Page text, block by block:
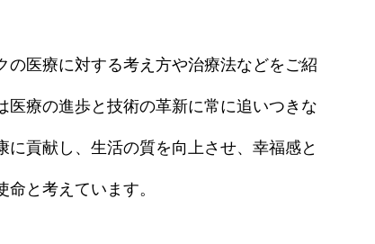
先進美容皮膚医療
先進美容皮膚医療
熱破壊式レーザー脱毛
る ―
ポイ
血液を浄化すれば老化は止まるの
か？ ― 血液浄化療法の仕組み・
の医療に対する考え方や治療法などをご紹
医療の進歩と技術の革新に常に追いつきな
に貢献し、生活の質を向上させ、幸福感と
と考えています。